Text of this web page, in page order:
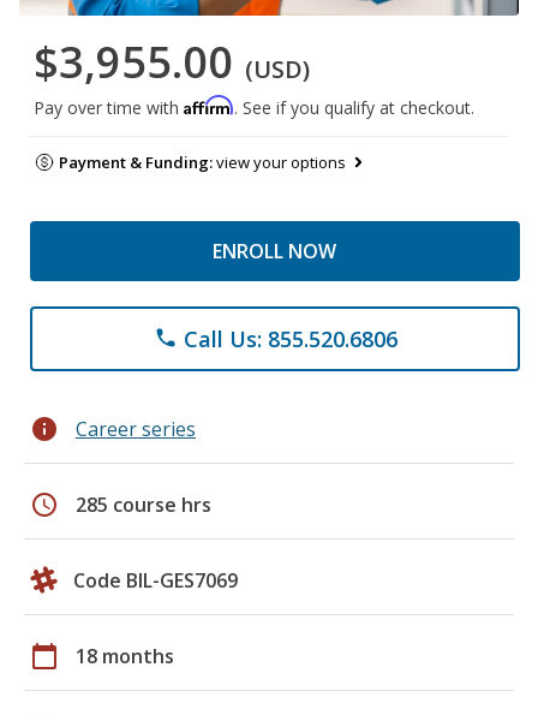
$3,955.00 (USD)
Pay over time with Affirm. See if you qualify at checkout.
Payment & Funding:view your options
ENROLL NOW
phone Call Us: 855.520.6806
info Career series
schedule 285 course hrs
Code BIL-GES7069
calendar_today 18 months